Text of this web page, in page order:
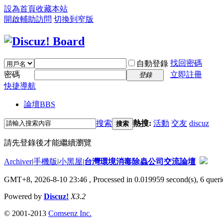
設為首頁收藏本站
開啟輔助訪問 切換到窄版
自動登錄 找回密碼
密碼
登錄
立即註冊
快捷導航
論壇BBS
搜索 搜索 熱搜: 活動 交友 discuz
請先登錄後才能繼續瀏覽
Archiver|手機版|小黑屋|台灣環境消毒除蟲公司交流論壇
GMT+8, 2026-8-10 23:46 , Processed in 0.019959 second(s), 6
Powered by Discuz! X3.2
© 2001-2013 Comsenz Inc.